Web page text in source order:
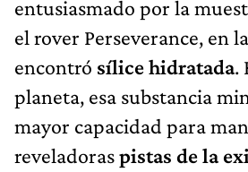
entusiasmado por la
el rover Perseverance, en
encontró sílice hidratada.
planeta, esa substancia
mayor capacidad para
reveladoraspistas de la